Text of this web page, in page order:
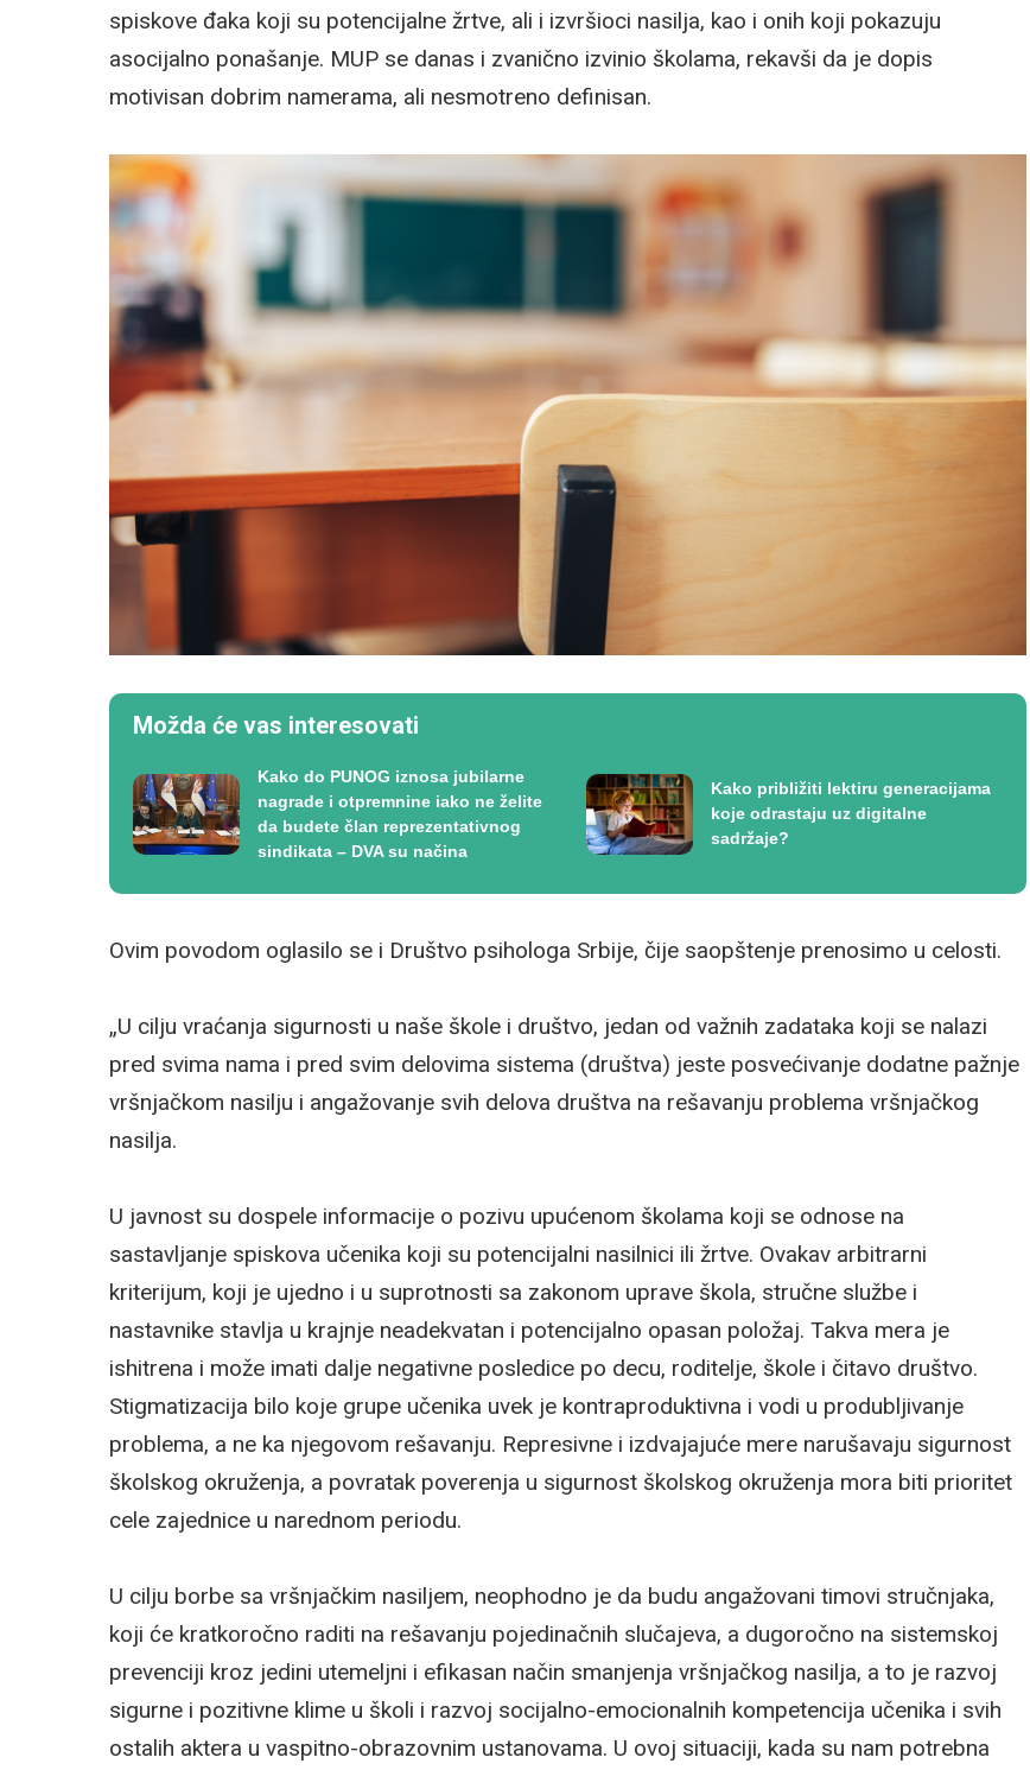
spiskove đaka koji su potencijalne žrtve, ali i izvršioci nasilja, kao i onih koji pokazuju
asocijalno ponašanje. MUP se danas i zvanično izvinio školama, rekavši da je dopis
motivisan dobrim namerama, ali nesmotreno definisan.
Možda će vas interesovati
Kako do PUNOG iznosa jubilarne
nagrade i otpremnine iako ne želite
da budete član reprezentativnog
sindikata – DVA su načina
Kako približiti lektiru generacijama
koje odrastaju uz digitalne
sadržaje?
Ovim povodom oglasilo se i Društvo psihologa Srbije, čije saopštenje prenosimo u celosti.
„U cilju vraćanja sigurnosti u naše škole i društvo, jedan od važnih zadataka koji se nalazi
pred svima nama i pred svim delovima sistema (društva) jeste posvećivanje dodatne pažnje
vršnjačkom nasilju i angažovanje svih delova društva na rešavanju problema vršnjačkog
nasilja.
U javnost su dospele informacije o pozivu upućenom školama koji se odnose na
sastavljanje spiskova učenika koji su potencijalni nasilnici ili žrtve. Ovakav arbitrarni
kriterijum, koji je ujedno i u suprotnosti sa zakonom uprave škola, stručne službe i
nastavnike stavlja u krajnje neadekvatan i potencijalno opasan položaj. Takva mera je
ishitrena i može imati dalje negativne posledice po decu, roditelje, škole i čitavo društvo.
Stigmatizacija bilo koje grupe učenika uvek je kontraproduktivna i vodi u produbljivanje
problema, a ne ka njegovom rešavanju. Represivne i izdvajajuće mere narušavaju sigurnost
školskog okruženja, a povratak poverenja u sigurnost školskog okruženja mora biti prioritet
cele zajednice u narednom periodu.
U cilju borbe sa vršnjačkim nasiljem, neophodno je da budu angažovani timovi stručnjaka,
koji će kratkoročno raditi na rešavanju pojedinačnih slučajeva, a dugoročno na sistemskoj
prevenciji kroz jedini utemeljni i efikasan način smanjenja vršnjačkog nasilja, a to je razvoj
sigurne i pozitivne klime u školi i razvoj socijalno-emocionalnih kompetencija učenika i svih
ostalih aktera u vaspitno-obrazovnim ustanovama. U ovoj situaciji, kada su nam potrebna